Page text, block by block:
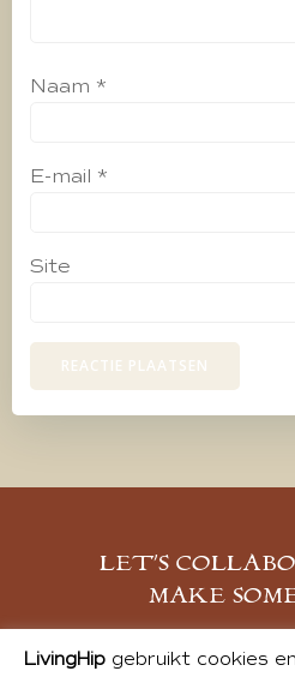
Naam *
E-mail *
Site
LET’S
MAKE
MELD JE
LivingHipgebruikt cookies